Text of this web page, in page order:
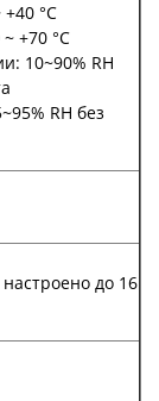
°C
+70 °C
10~90% RH
RH без
до 16